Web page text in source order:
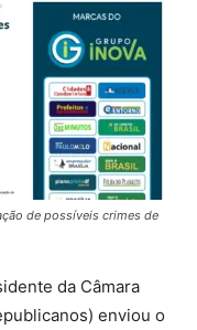
de possíveis crimes de
da Câmara
enviou o